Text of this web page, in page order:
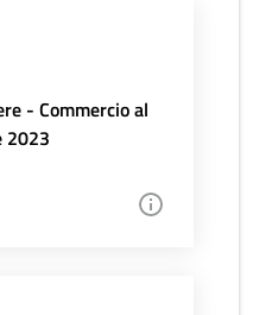
- Commercio al
2023